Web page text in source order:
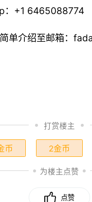
：+1 6465088774
单介绍至邮箱：
打赏楼主
币 2金币
为楼主点赞
点赞